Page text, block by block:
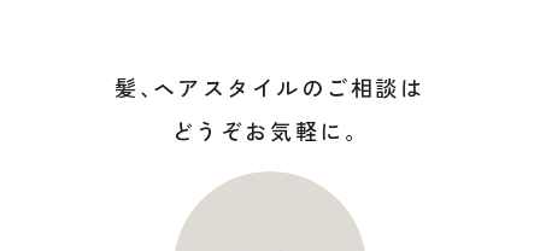
髪、 ヘアスタイルのご相談は
どうぞお気軽に。